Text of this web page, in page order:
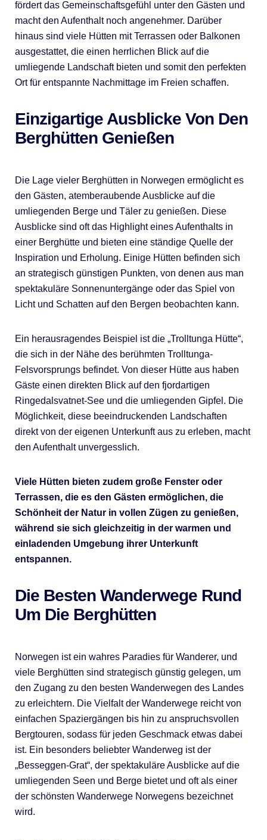
fördert das Gemeinschaftsgefühl unter den Gästen und
macht den Aufenthalt noch angenehmer. Darüber
hinaus sind viele Hütten mit Terrassen oder Balkonen
ausgestattet, die einen herrlichen Blick auf die
umliegende Landschaft bieten und somit den perfekten
Ort für entspannte Nachmittage im Freien schaffen.
Einzigartige Ausblicke Von Den
Berghütten Genießen
Die Lage vieler Berghütten in Norwegen ermöglicht es
den Gästen, atemberaubende Ausblicke auf die
umliegenden Berge und Täler zu genießen. Diese
Ausblicke sind oft das Highlight eines Aufenthalts in
einer Berghütte und bieten eine ständige Quelle der
Inspiration und Erholung. Einige Hütten befinden sich
an strategisch günstigen Punkten, von denen aus man
spektakuläre Sonnenuntergänge oder das Spiel von
Licht und Schatten auf den Bergen beobachten kann.
Ein herausragendes Beispiel ist die „Trolltunga Hütte“,
die sich in der Nähe des berühmten Trolltunga-
Felsvorsprungs befindet. Von dieser Hütte aus haben
Gäste einen direkten Blick auf den fjordartigen
Ringedalsvatnet-See und die umliegenden Gipfel. Die
Möglichkeit, diese beeindruckenden Landschaften
direkt von der eigenen Unterkunft aus zu erleben, macht
den Aufenthalt unvergesslich.
Viele Hütten bieten zudem große Fenster oder
Terrassen, die es den Gästen ermöglichen, die
Schönheit der Natur in vollen Zügen zu genießen,
während sie sich gleichzeitig in der warmen und
einladenden Umgebung ihrer Unterkunft
entspannen.
Die Besten Wanderwege Rund
Um Die Berghütten
Norwegen ist ein wahres Paradies für Wanderer, und
viele Berghütten sind strategisch günstig gelegen, um
den Zugang zu den besten Wanderwegen des Landes
zu erleichtern. Die Vielfalt der Wanderwege reicht von
einfachen Spaziergängen bis hin zu anspruchsvollen
Bergtouren, sodass für jeden Geschmack etwas dabei
ist. Ein besonders beliebter Wanderweg ist der
„Besseggen-Grat“, der spektakuläre Ausblicke auf die
umliegenden Seen und Berge bietet und oft als einer
der schönsten Wanderwege Norwegens bezeichnet
wird.